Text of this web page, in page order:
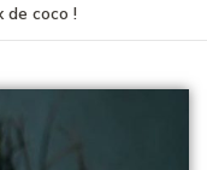
de coco !